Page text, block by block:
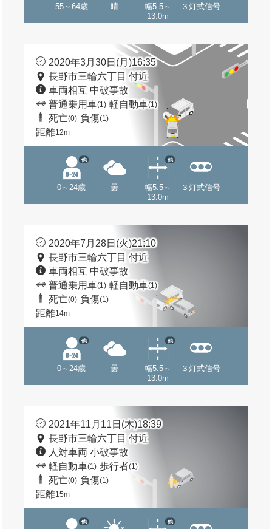
55～64歳 晴
幅5.5～
13.0m
３灯式信号
2020年3月30日(月)16:35
長野市三輪六丁目 付近
車両相互 中破事故
普通乗用車(1) 軽自動車(1)
死亡(0) 負傷(1)
距離12m
0～24歳
他
曇
幅5.5～
13.0m
他
３灯式信号
2020年7月28日(火)21:10
長野市三輪六丁目 付近
車両相互 中破事故
普通乗用車(1) 軽自動車(1)
死亡(0) 負傷(1)
距離14m
0～24歳
他
曇
幅5.5～
13.0m
他
３灯式信号
2021年11月11日(木)18:39
長野市三輪六丁目 付近
人対車両 小破事故
軽自動車(1) 歩行者(1)
死亡(0) 負傷(1)
距離15m
他 他